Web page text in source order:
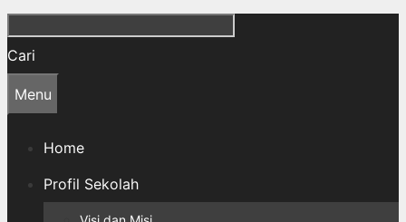
Cari
Menu
Home
Profil Sekolah